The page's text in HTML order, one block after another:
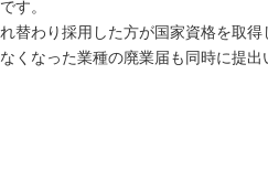
す。
替わり採用した方が国家資格を取得
くなった業種の廃業届も同時に提出